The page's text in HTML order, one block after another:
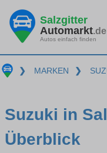
Salzgitter
Automarkt.de
Autos einfach finden
❯ MARKEN ❯
Suzuki in
Überblick